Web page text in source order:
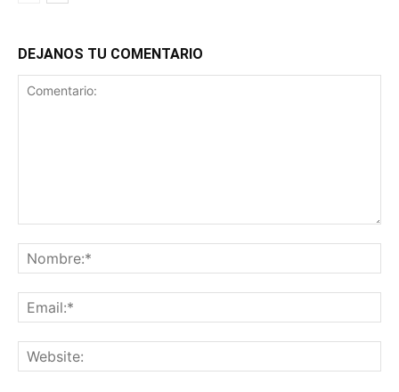
DEJANOS TU COMENTARIO